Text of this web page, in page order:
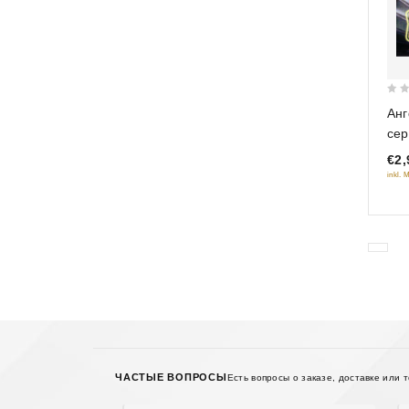
of
5
inkl.
ЧАСТЫЕ ВОПРОСЫЕсть вопросы о заказе, доставке или